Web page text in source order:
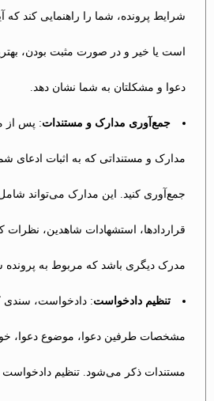
شرایط پرونده، شما را راهنمایی کند که
است یا خیر و در صورت مثبت بودن،
دعوا و مشکلتان به شما نشان دهد.
جمع‌آوری مدارک و مستندات: پس از
مدارک و مستنداتی که به اثبات ادعای
جمع‌آوری کنید. این مدارک می‌تواند شامل
قراردادها، استشهادات شاهدین، نظرات
مدرک دیگری باشد که مربوط به
تنظیم دادخواست: دادخواست، سندی
مشخصات طرفین دعوا، موضوع دعوا،
مستندات ذکر می‌شود. تنظیم دادخواست